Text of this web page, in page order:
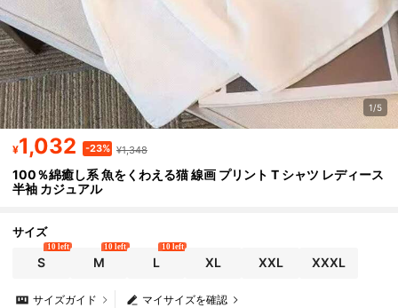
1/5
¥1,032 -23% ¥1,348
100％綿癒し系 魚をくわえる猫 線画 プリント T シャツ レディース
半袖 カジュアル
サイズ
S
10 left
M
10 left
L
10 left
XL XXL XXXL
マイサイズを確認
サイズガイド